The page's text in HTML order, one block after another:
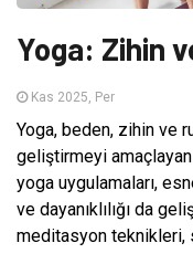
Yoga: Zihin
Kas 2025, Per
Yoga, beden, zihin ve
geliştirmeyi
yoga uygulamaları,
ve dayanıklılığı da
meditasyon teknikleri,